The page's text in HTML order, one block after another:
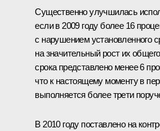
Существенно улучшилась
если в 2009 году более 16
с нарушением установленного
на значительный рост их
срока представлено менее 6
что к настоящему моменту в
выполняется более трети
В 2010 году поставлено на